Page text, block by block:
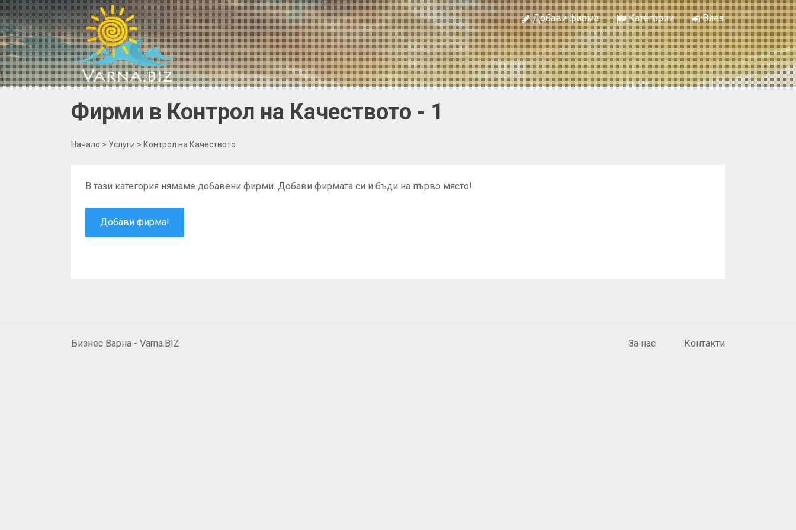
Добави фирма Категории Влез
Фирми в Контрол на Качеството - 1
Начало > Услуги > Контрол на Качеството
В тази категория нямаме добавени фирми. Добави фирмата си и бъди на първо място!
Добави фирма!
Бизнес Варна - Varna.BIZ За нас Контакти